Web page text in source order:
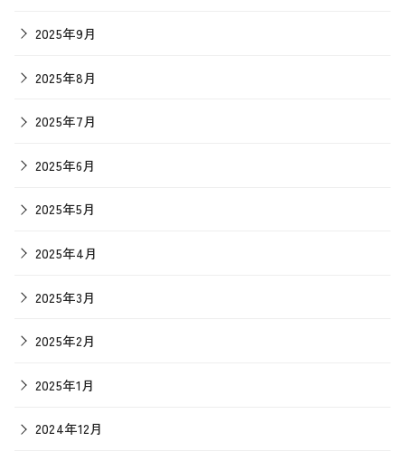
2025年9月
2025年8月
2025年7月
2025年6月
2025年5月
2025年4月
2025年3月
2025年2月
2025年1月
2024年12月